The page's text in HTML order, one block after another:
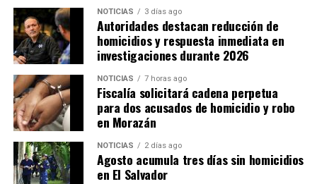
pierden aproximadamente 900 millones de dólares en
ingresos fiscales. Bajo esa estimación, la reducción de
cerca de cinco puntos porcentuales en la capacidad
recaudatoria durante los últimos 15 años representaría
pérdidas cercanas a 4,500 millones de dólares anuales
para las finanzas públicas.
NOTICIAS 3 días ago
Autoridades destacan reducción de
homicidios y respuesta inmediata en
investigaciones durante 2026
NOTICIAS 7 horas ago
Fiscalía solicitará cadena perpetua
para dos acusados de homicidio y robo
en Morazán
NOTICIAS 2 días ago
Agosto acumula tres días sin homicidios
en El Salvador